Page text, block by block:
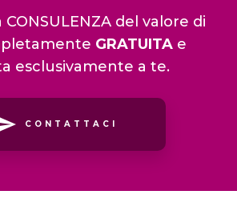
del valore di
GRATUITA e
esclusivamente a te.
CONTATTACI